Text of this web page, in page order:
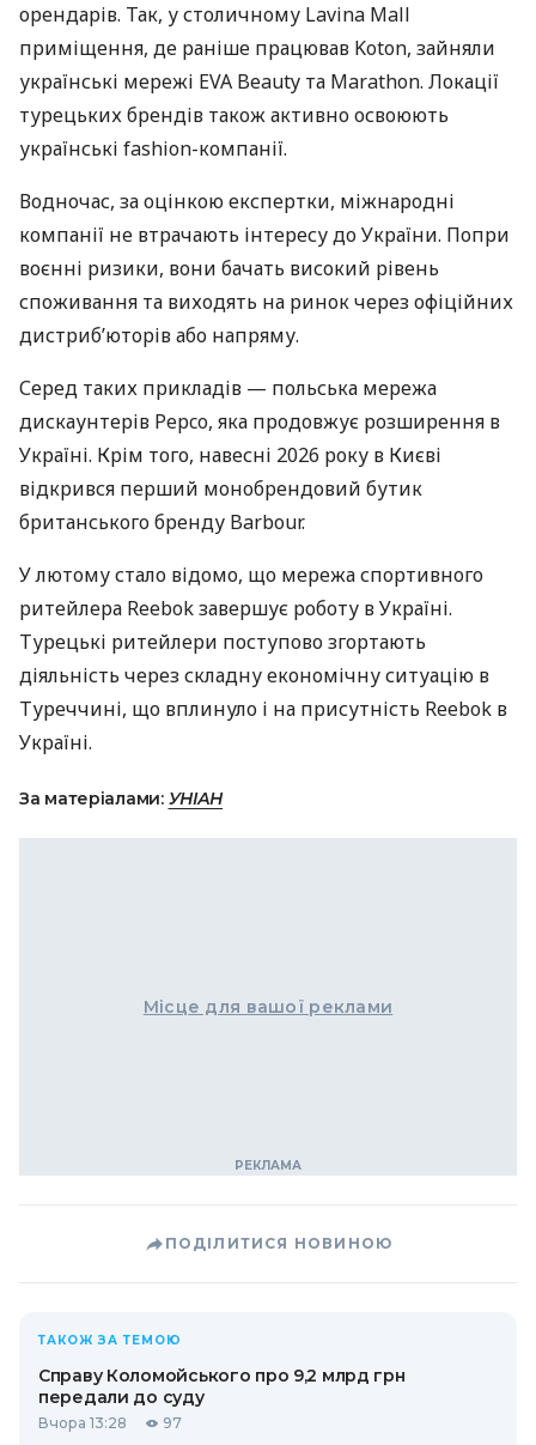
орендарів. Так, у столичному Lavina Mall
приміщення, де раніше працював Koton, зайняли
українські мережі EVA Beauty та Marathon. Локації
турецьких брендів також активно освоюють
українські fashion-компанії.
Водночас, за оцінкою експертки, міжнародні
компанії не втрачають інтересу до України. Попри
воєнні ризики, вони бачать високий рівень
споживання та виходять на ринок через офіційних
дистриб’юторів або напряму.
Серед таких прикладів — польська мережа
дискаунтерів Pepco, яка продовжує розширення в
Україні. Крім того, навесні 2026 року в Києві
відкрився перший монобрендовий бутик
британського бренду Barbour.
У лютому стало відомо, що мережа спортивного
ритейлера Reebok завершує роботу в Україні.
Турецькі ритейлери поступово згортають
діяльність через складну економічну ситуацію в
Туреччині, що вплинуло і на присутність Reebok в
Україні.
За матеріалами: УНІАН
Місце для вашої реклами
ПОДІЛИТИСЯ НОВИНОЮ
ТАКОЖ ЗА ТЕМОЮ
Справу Коломойського про 9,2 млрд грн
передали до суду
Вчора 13:28 97